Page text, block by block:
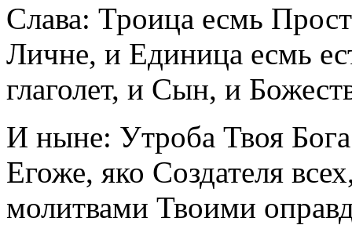
Слава: Троица есмь
Личне, и Единица есмь
глаголет, и Сын, и
И ныне: Утроба Твоя
Егоже, яко Создателя
молитвами Твоими